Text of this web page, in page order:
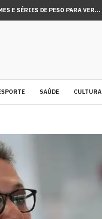
E SÉRIES DE PESO PARA VER...
SAÚDE CULTURA